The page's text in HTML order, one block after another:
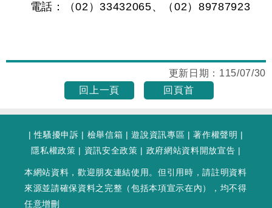
電話：（02）33432065、（02）89787923
更新日期： 115/07/30
回上一頁
回頁首
|性騷擾申訴 | 檢舉信箱 |遊說資訊專區 |著作權聲明 |
隱私權政策 | 資訊安全政策 | 政府網站資料開放宣告 |
本網站資料，歡迎朋友連結使用。但引用時，請註明資料
來源並請確保資料之完整（包括本項宣示在內），均不得
任意增刪